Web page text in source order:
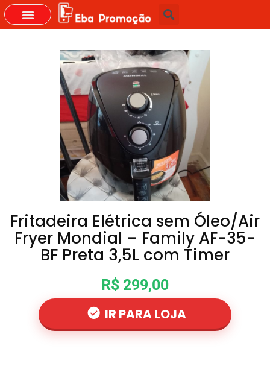
Fritadeira Elétrica sem Óleo/Air
Fryer Mondial – Family AF-35-
BF Preta 3,5L com Timer
R$ 299,00
IR PARA LOJA